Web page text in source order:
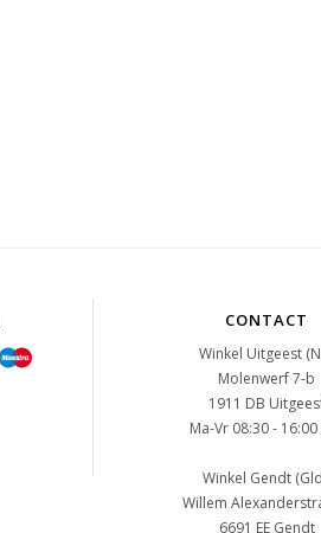
CONTACT
Winkel Uitgeest
Molenwerf 7-b
1911 DB
Ma-Vr 08:30 -
Winkel Gendt
Willem
6691 EE Gendt